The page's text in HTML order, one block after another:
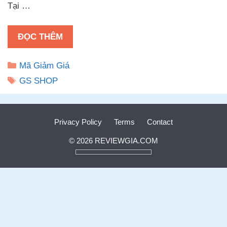
Tại …
ĐỌC THÊM
Danh
mục
Mã Giảm Giá
Thẻ
GS SHOP
Privacy Policy Terms Contact
© 2026 REVIEWGIA.COM